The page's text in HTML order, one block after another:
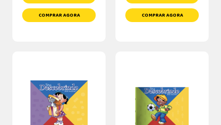
COMPRAR AGORA COMPRAR AGORA